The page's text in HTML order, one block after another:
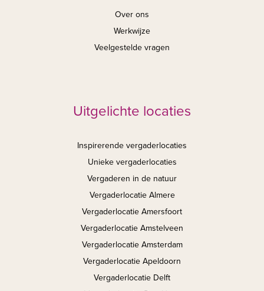
Over ons
Werkwijze
Veelgestelde vragen
Uitgelichte locaties
Inspirerende vergaderlocaties
Unieke vergaderlocaties
Vergaderen in de natuur
Vergaderlocatie Almere
Vergaderlocatie Amersfoort
Vergaderlocatie Amstelveen
Vergaderlocatie Amsterdam
Vergaderlocatie Apeldoorn
Vergaderlocatie Delft